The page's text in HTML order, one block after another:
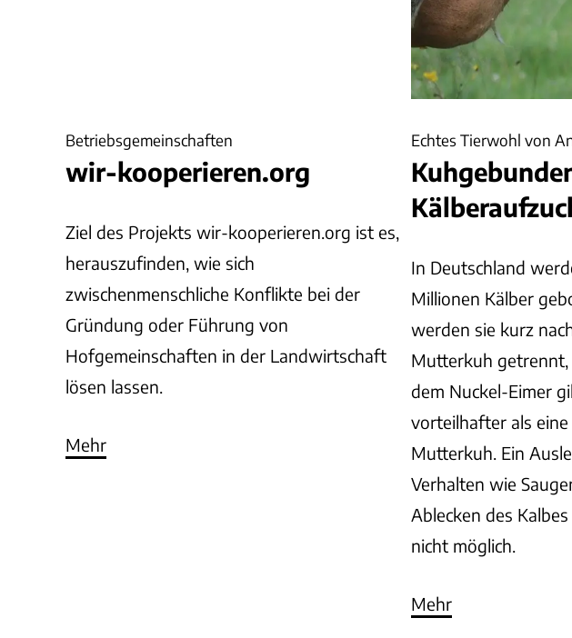
© Schweisfurth Stiftung
Betriebsgemeinschaften
wir-kooperieren.org
Ziel des Projekts wir-kooperieren.org ist es,
herauszufinden, wie sich
zwischenmenschliche Konflikte bei der
Gründung oder Führung von
Hofgemeinschaften in der Landwirtschaft
lösen lassen.
Mehr
Echtes Tierwohl von
In Deutschland
Millionen Kälber
werden sie kurz
Mutterkuh getrennt,
dem Nuckel-Eimer
vorteilhafter als
Mutterkuh. Ein
Verhalten wie
Ablecken des
nicht möglich.
Mehr